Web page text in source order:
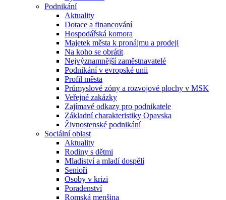
Podnikání
Aktuality
Dotace a financování
Hospodářská komora
Majetek města k pronájmu a prodeji
Na koho se obrátit
Nejvýznamnější zaměstnavatelé
Podnikání v evropské unii
Profil města
Průmyslové zóny a rozvojové plochy v MSK
Veřejné zakázky
Zajímavé odkazy pro podnikatele
Základní charakteristiky Opavska
Živnostenské podnikání
Sociální oblast
Aktuality
Rodiny s dětmi
Mladiství a mladí dospělí
Senioři
Osoby v krizi
Poradenství
Romská menšina